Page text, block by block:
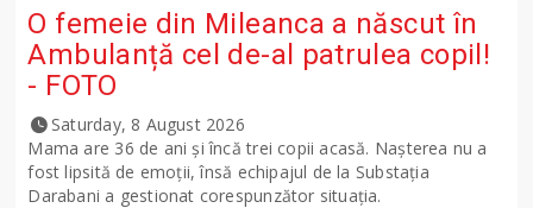
O femeie din Mileanca a născut în
Ambulanță cel de-al patrulea copil!
- FOTO
Saturday, 8 August 2026
Mama are 36 de ani și încă trei copii acasă. Nașterea nu a
fost lipsită de emoții, însă echipajul de la Substația
Darabani a gestionat corespunzător situația.